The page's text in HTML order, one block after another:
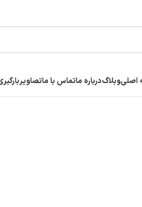
اصلیوبلاگدرباره ماتماس با ماتصاویر